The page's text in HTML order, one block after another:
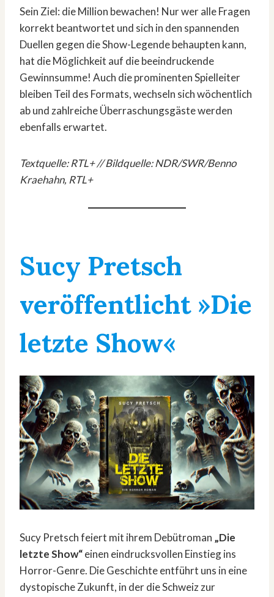
Sein Ziel: die Million bewachen! Nur wer alle Fragen
korrekt beantwortet und sich in den spannenden
Duellen gegen die Show-Legende behaupten kann,
hat die Möglichkeit auf die beeindruckende
Gewinnsumme! Auch die prominenten Spielleiter
bleiben Teil des Formats, wechseln sich wöchentlich
ab und zahlreiche Überraschungsgäste werden
ebenfalls erwartet.
Textquelle: RTL+ // Bildquelle: NDR/SWR/Benno
Kraehahn, RTL+
Sucy Pretsch
veröffentlicht »Die
letzte Show«
Sucy Pretsch feiert mit ihrem Debütroman „Die
letzte Show“einen eindrucksvollen Einstieg ins
Horror-Genre. Die Geschichte entführt uns in eine
dystopische Zukunft, in der die Schweiz zur